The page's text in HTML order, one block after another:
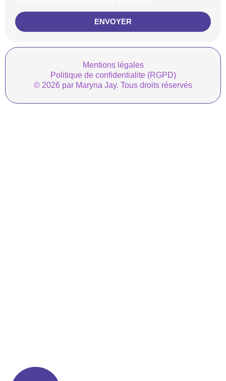
ENVOYER
Mentions légales
Politique de confidentialite (RGPD)
© 2026 par Maryna Jay. Tous droits réservés